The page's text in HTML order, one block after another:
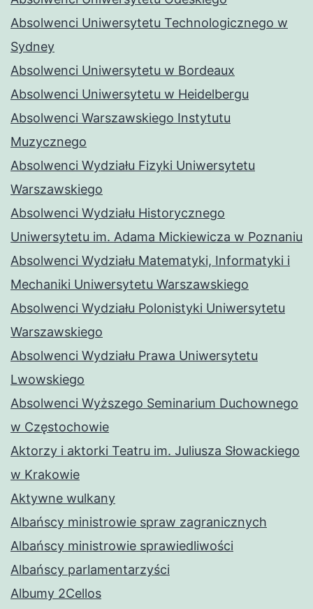
Absolwenci Uniwersytetu Technologicznego w
Sydney
Absolwenci Uniwersytetu w Bordeaux
Absolwenci Uniwersytetu w Heidelbergu
Absolwenci Warszawskiego Instytutu
Muzycznego
Absolwenci Wydziału Fizyki Uniwersytetu
Warszawskiego
Absolwenci Wydziału Historycznego
Uniwersytetu im. Adama Mickiewicza w Poznaniu
Absolwenci Wydziału Matematyki, Informatyki i
Mechaniki Uniwersytetu Warszawskiego
Absolwenci Wydziału Polonistyki Uniwersytetu
Warszawskiego
Absolwenci Wydziału Prawa Uniwersytetu
Lwowskiego
Absolwenci Wyższego Seminarium Duchownego
w Częstochowie
Aktorzy i aktorki Teatru im. Juliusza Słowackiego
w Krakowie
Aktywne wulkany
Albańscy ministrowie spraw zagranicznych
Albańscy ministrowie sprawiedliwości
Albańscy parlamentarzyści
Albumy 2Cellos